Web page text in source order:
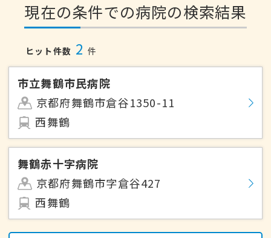
現在の条件での病院の検索結果
ヒット件数 2 件
市立舞鶴市民病院
京都府舞鶴市倉谷1350-11
西舞鶴
舞鶴赤十字病院
京都府舞鶴市字倉谷427
西舞鶴